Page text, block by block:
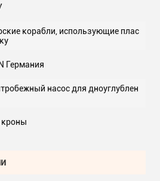
корабли, использующие плас
Германия
насос для дноуглублен
кроны